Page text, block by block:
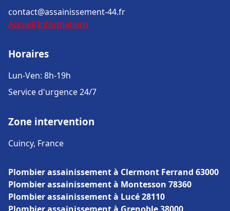
contact@assainissement-44.fr
Accueil Informations
Horaires
Lun-Ven: 8h-19h
Service d'urgence 24/7
Zone intervention
Cuincy, France
Plombier assainissement à Clermont Ferrand 63000
Plombier assainissement à Montesson 78360
Plombier assainissement à Lucé 28110